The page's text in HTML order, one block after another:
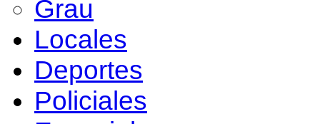
Grau
Locales
Deportes
Policiales